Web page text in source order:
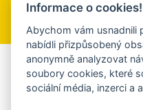
Aplikace
Chcete dostávat do
Informace o cookies!
Abychom vám usnadnili
nabídli přizpůsobený
anonymně analyzovat
soubory cookies, které
sociální média, inzerci a